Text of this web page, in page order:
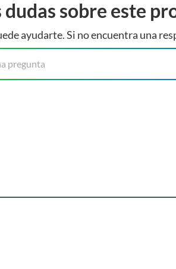
dudas sobre este
ayudarte. Si no encuentra una
pregunta